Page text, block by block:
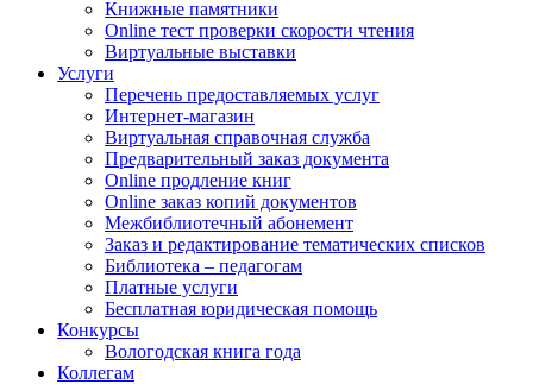
Книжные памятники
Online тест проверки скорости чтения
Виртуальные выставки
Услуги
Перечень предоставляемых услуг
Интернет-магазин
Виртуальная справочная служба
Предварительный заказ документа
Online продление книг
Online заказ копий документов
Межбиблиотечный абонемент
Заказ и редактирование тематических списков
Библиотека – педагогам
Платные услуги
Бесплатная юридическая помощь
Конкурсы
Вологодская книга года
Коллегам